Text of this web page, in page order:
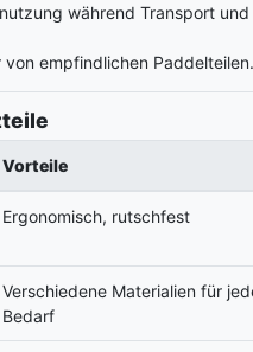
während Transport und
empfindlichen Paddelteilen.
Vorteile
Ergonomisch, rutschfest
Verschiedene Materialien für
Bedarf